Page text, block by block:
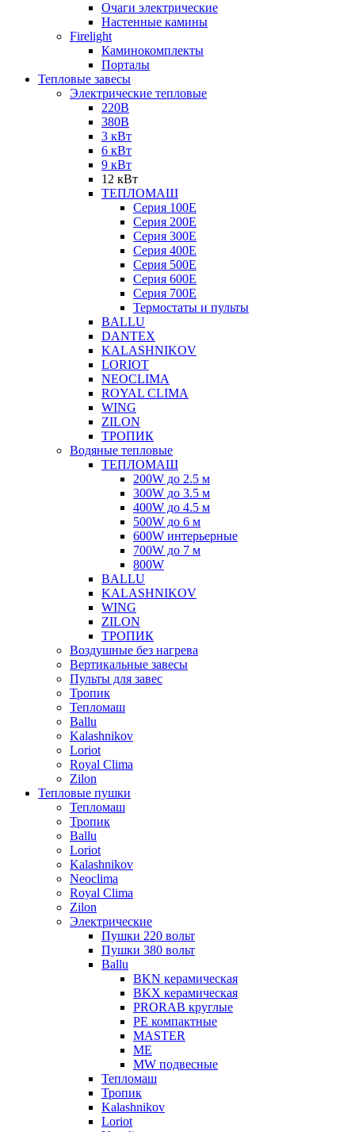
Очаги электрические
Настенные камины
Firelight
Каминокомплекты
Порталы
Тепловые завесы
Электрические тепловые
220В
380В
3 кВт
6 кВт
9 кВт
12 кВт
ТЕПЛОМАШ
Серия 100E
Серия 200E
Серия 300E
Серия 400E
Серия 500E
Серия 600E
Серия 700E
Термостаты и пульты
BALLU
DANTEX
KALASHNIKOV
LORIOT
NEOCLIMA
ROYAL CLIMA
WING
ZILON
ТРОПИК
Водяные тепловые
ТЕПЛОМАШ
200W до 2.5 м
300W до 3.5 м
400W до 4.5 м
500W до 6 м
600W интерьерные
700W до 7 м
800W
BALLU
KALASHNIKOV
WING
ZILON
ТРОПИК
Воздушные без нагрева
Вертикальные завесы
Пульты для завес
Тропик
Тепломаш
Ballu
Kalashnikov
Loriot
Royal Clima
Zilon
Тепловые пушки
Тепломаш
Тропик
Ballu
Loriot
Kalashnikov
Neoclima
Royal Clima
Zilon
Электрические
Пушки 220 вольт
Пушки 380 вольт
Ballu
BKN керамическая
BKX керамическая
PRORAB круглые
PE компактные
MASTER
МЕ
MW подвесные
Тепломаш
Тропик
Kalashnikov
Loriot